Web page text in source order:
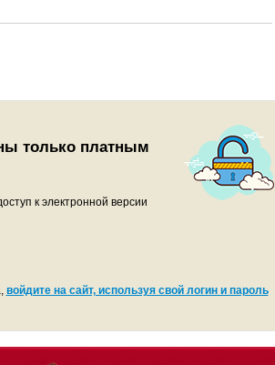
только платным
к электронной версии
войдите на сайт, используя свой логин и пароль